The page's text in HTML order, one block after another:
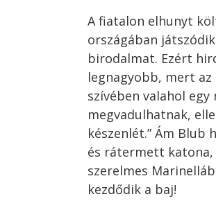
A fiatalon elhunyt
országában
birodalmat. Ezért
legnagyobb, mert az
szívében valahol
megvadulhatnak,
készenlét.” Ám
és rátermett
szerelmes
kezdődik a baj!